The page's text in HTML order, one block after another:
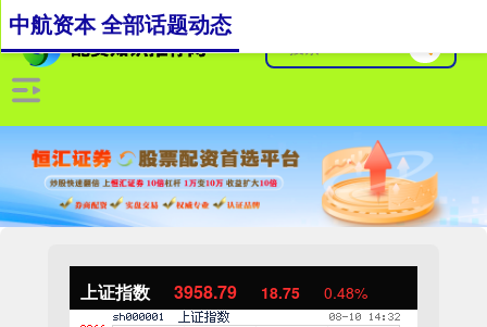
上证指数 3958.79 18.75 0.48%
中航资本 全部话题动态